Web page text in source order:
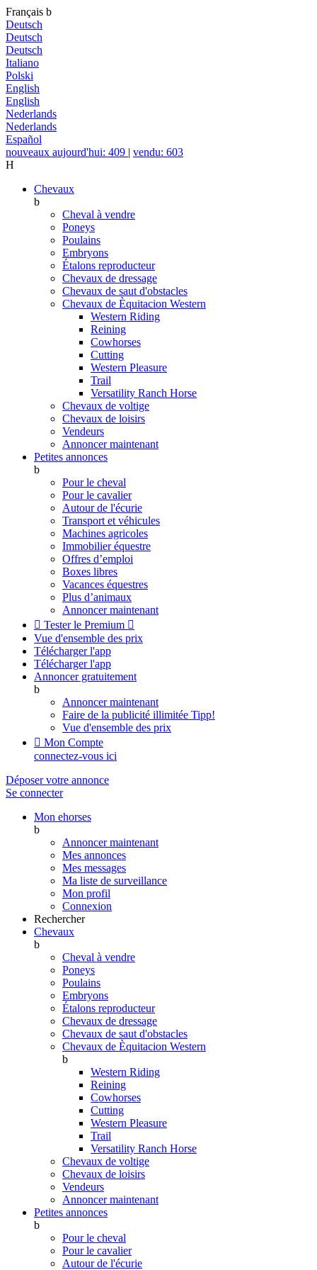
Français b
Deutsch
Deutsch
Deutsch
Italiano
Polski
English
English
Nederlands
Nederlands
Español
nouveaux aujourd'hui: 409 | vendu: 603
H
Chevaux
b
Cheval à vendre
Poneys
Poulains
Embryons
Étalons reproducteur
Chevaux de dressage
Chevaux de saut d'obstacles
Chevaux de Èquitacion Western
Western Riding
Reining
Cowhorses
Cutting
Western Pleasure
Trail
Versatility Ranch Horse
Chevaux de voltige
Chevaux de loisirs
Vendeurs
Annoncer maintenant
Petites annonces
b
Pour le cheval
Pour le cavalier
Autour de l'écurie
Transport et véhicules
Machines agricoles
Immobilier équestre
Offres d’emploi
Boxes libres
Vacances équestres
Plus d’animaux
Annoncer maintenant
 Tester le Premium 
Vue d'ensemble des prix
Télécharger l'app
Télécharger l'app
Annoncer gratuitement
b
Annoncer maintenant
Faire de la publicité illimitée Tipp!
Vue d'ensemble des prix
 Mon Compte
connectez-vous ici
Déposer votre annonce
Se connecter
Mon ehorses
b
Annoncer maintenant
Mes annonces
Mes messages
Ma liste de surveillance
Mon profil
Connexion
Rechercher
Chevaux
b
Cheval à vendre
Poneys
Poulains
Embryons
Étalons reproducteur
Chevaux de dressage
Chevaux de saut d'obstacles
Chevaux de Èquitacion Western
b
Western Riding
Reining
Cowhorses
Cutting
Western Pleasure
Trail
Versatility Ranch Horse
Chevaux de voltige
Chevaux de loisirs
Vendeurs
Annoncer maintenant
Petites annonces
b
Pour le cheval
Pour le cavalier
Autour de l'écurie